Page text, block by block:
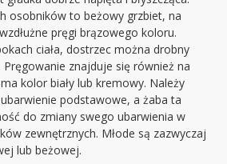
osobników to beżowy grzbiet, na
pręgi brązowego koloru.
ciała, dostrzec można drobny
znajduje się również na
kolor biały lub kremowy. Należy
podstawowe, a żaba ta
do zmiany swego ubarwienia w
zewnętrznych. Młode są zazwyczaj
lub beżowej.